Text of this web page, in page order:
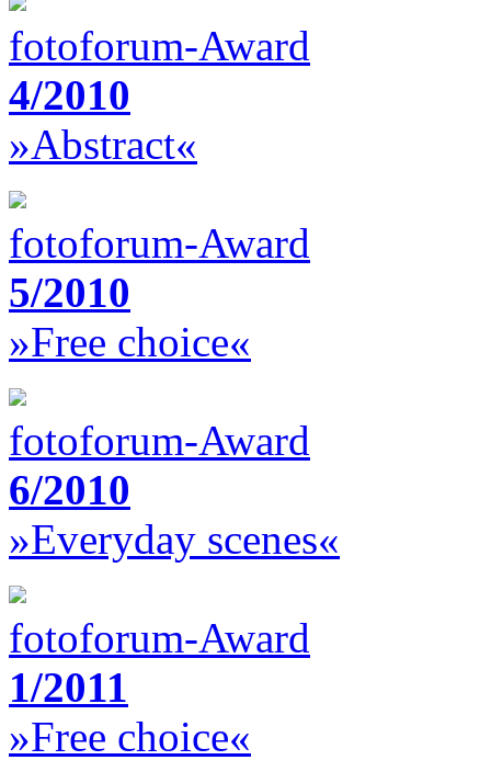
fotoforum-Award
4/2010
»Abstract«
fotoforum-Award
5/2010
»Free choice«
fotoforum-Award
6/2010
»Everyday scenes«
fotoforum-Award
1/2011
»Free choice«